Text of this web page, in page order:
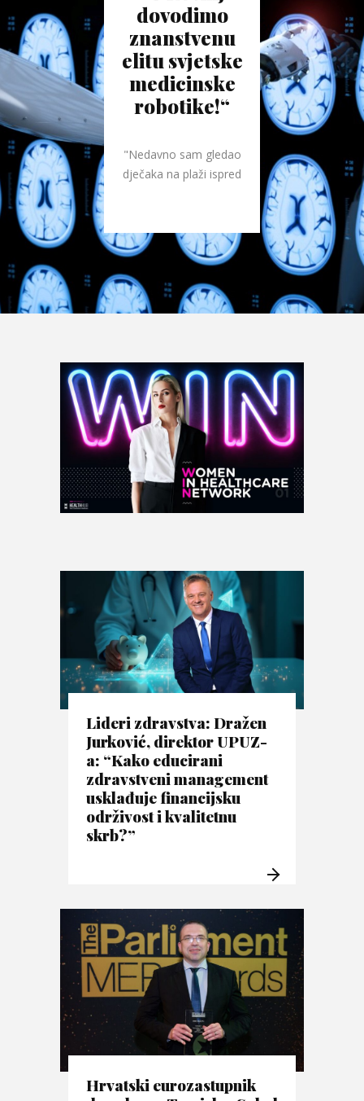
dovodimo
znanstvenu
elitu svjetske
medicinske
robotike!“
"Nedavno sam gledao
dječaka na plaži ispred
Lideri zdravstva: Dražen
Jurković, direktor UPUZ-
a: “Kako educirani
zdravstveni management
usklađuje financijsku
održivost i kvalitetnu
skrb?”
Hrvatski eurozastupnik